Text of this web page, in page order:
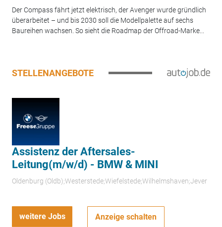
Der Compass fährt jetzt elektrisch, der Avenger wurde gründlich
überarbeitet – und bis 2030 soll die Modellpalette auf sechs
Baureihen wachsen. So sieht die Roadmap der Offroad-Marke...
STELLENANGEBOTE
Assistenz der Aftersales-
Leitung(m/w/d) - BMW & MINI
Oldenburg (Oldb);Westerstede;Wiefelstede;Wilhelmshaven;Jever
weitere Jobs Anzeige schalten